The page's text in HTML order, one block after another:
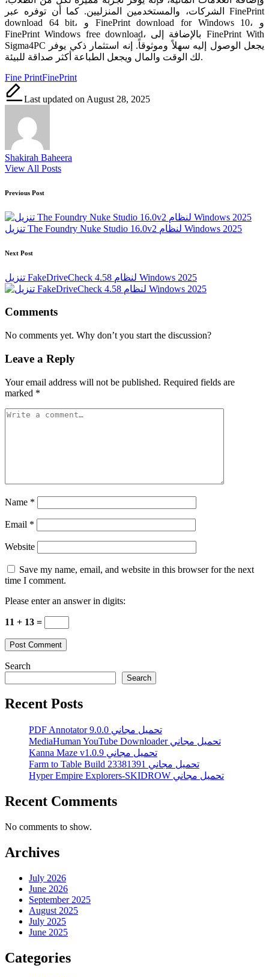
الشركات، والمستخدمين المنزليين. كما أن توفره عبر FinePrint
download 64 bit، و FinePrint download for Windows 10، و
FinePrint Windows free download، بالإضافة إلى FinePrint With
Sigma4PC يجعل الوصول إليه سهلاً وموثوقاً. إنه استثمار ذكي يوفر
لك الوقت والمال ويجعل الطباعة أكثر صداقة للبيئة.
Tags:
Fine PrintFinePrint
Last updated on August 28, 2025
Shakirah Baheera
View All Posts
Post
navigation
Previous Post
تنزيل The Foundry Nuke Studio 16.0v2 لنظام Windows 2025
Next Post
تنزيل FakeDriveCheck 4.58 لنظام Windows 2025
Comments
No comments yet. Why don’t you start the discussion?
Leave a Reply
Your email address will not be published. Required fields are
marked *
Name *
Email *
Website
Save my name, email, and website in this browser for the next
time I comment.
Please enter an answer in digits:
11 + 13 =
Search
Search
Recent Posts
PDF Annotator 9.0.0 تحميل مجاني
MediaHuman YouTube Downloader تحميل مجاني
Kanna Maze v1.0.9 تحميل مجاني
Farm to Table Build 23381391 تحميل مجاني
Hyper Empire Explorers-SKIDROW تحميل مجاني
Recent Comments
No comments to show.
Archives
July 2026
June 2026
September 2025
August 2025
July 2025
June 2025
Categories